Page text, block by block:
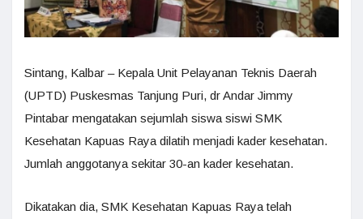
Sintang, Kalbar – Kepala Unit Pelayanan Teknis Daerah
(UPTD) Puskesmas Tanjung Puri, dr Andar Jimmy
Pintabar mengatakan sejumlah siswa siswi SMK
Kesehatan Kapuas Raya dilatih menjadi kader kesehatan.
Jumlah anggotanya sekitar 30-an kader kesehatan.
Dikatakan dia, SMK Kesehatan Kapuas Raya telah